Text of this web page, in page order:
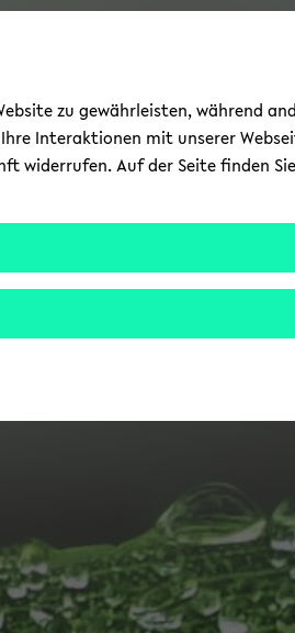
zu gewährleisten, während
Interaktionen mit unserer
widerrufen. Auf der Seite finden